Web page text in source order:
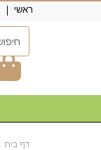
ראשי
דף בית